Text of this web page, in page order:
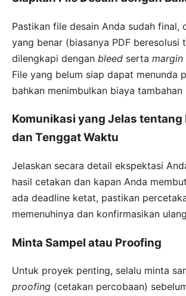
Pastikan file desain Anda sudah final,
yang benar (biasanya PDF beresolusi
dilengkapi dengan bleed serta margin
File yang belum siap dapat menunda
bahkan menimbulkan biaya tambahan
Komunikasi yang Jelas tentang
dan Tenggat Waktu
Jelaskan secara detail ekspektasi
hasil cetakan dan kapan Anda
ada deadline ketat, pastikan
memenuhinya dan konfirmasikan
Minta Sampel atau Proofing
Untuk proyek penting, selalu minta
proofing (cetakan percobaan)